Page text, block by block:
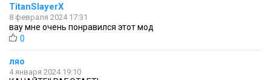
TitanSlayerX
8 февраля 2024 17:31
вау мне очень понравился этот мод
0
ляо
4 января 2024 19:10